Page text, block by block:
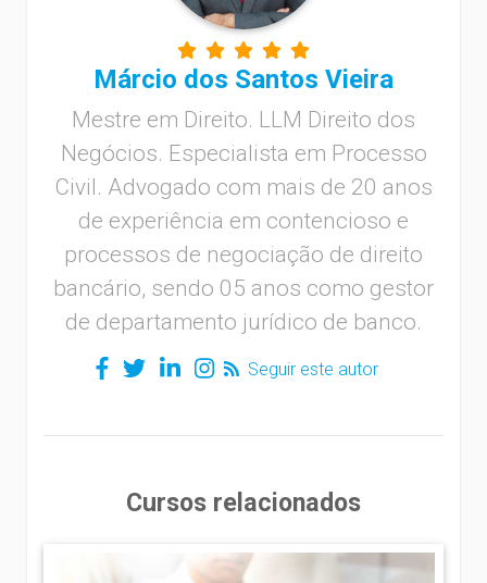
Márcio dos Santos Vieira
Mestre em Direito. LLM Direito dos
Negócios. Especialista em Processo
Civil. Advogado com mais de 20 anos
de experiência em contencioso e
processos de negociação de direito
bancário, sendo 05 anos como gestor
de departamento jurídico de banco.
Seguir este autor
Cursos relacionados